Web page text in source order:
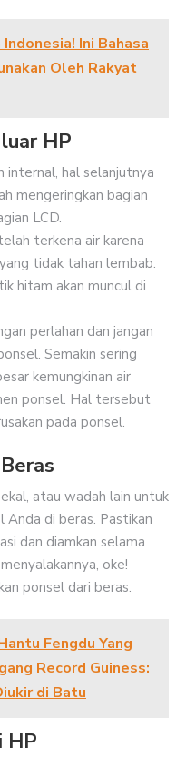
Ini Bahasa
Oleh Rakyat
HP
internal, hal selanjutnya
mengeringkan bagian
LCD.
terkena air karena
tidak tahan lembab.
hitam akan muncul di
perlahan dan jangan
Semakin sering
kemungkinan air
ponsel. Hal tersebut
pada ponsel.
atau wadah lain untuk
di beras. Pastikan
dan diamkan selama
oke!
ponsel dari beras.
Fengdu Yang
Record Guiness:
di Batu
HP